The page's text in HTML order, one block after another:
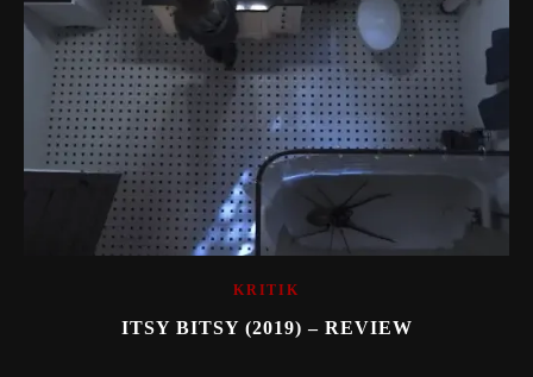
KRITIK
ITSY BITSY (2019) – REVIEW